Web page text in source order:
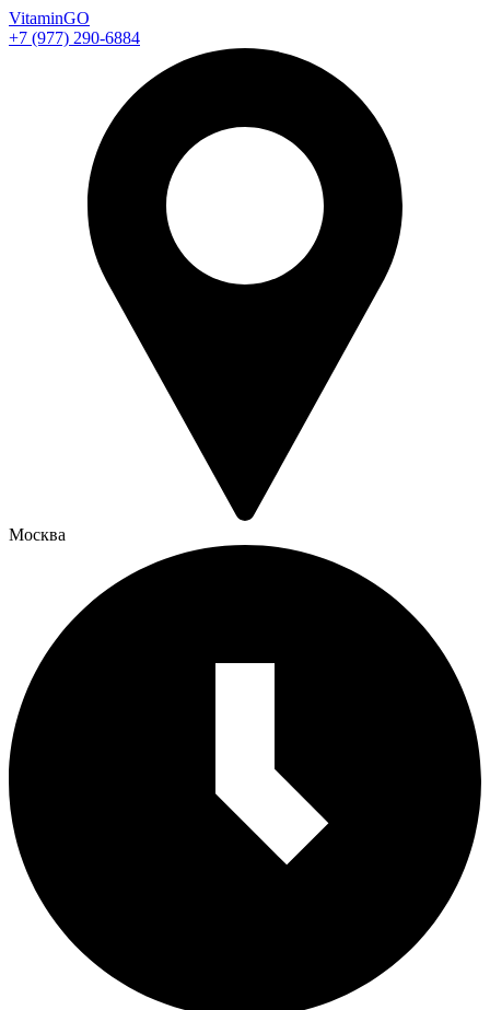
VitaminGO
+7 (977) 290-6884
Москва